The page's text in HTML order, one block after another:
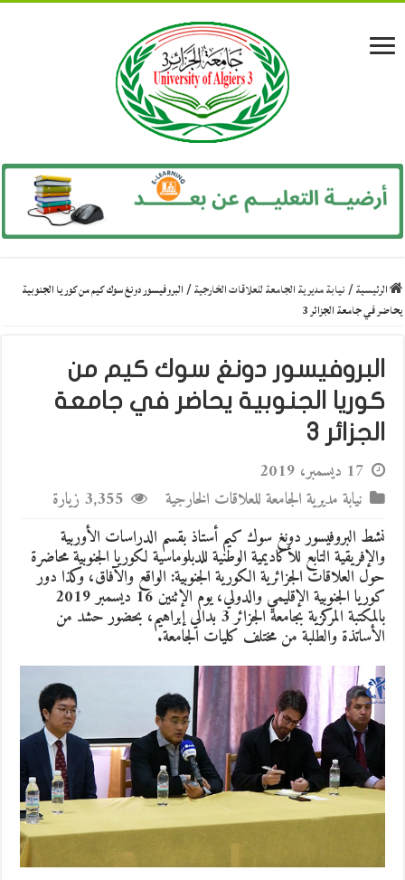
الرئيسية/نيابة مديرية الجامعة للعلاقات الخارجية/البروفيسور دونغ سوك كيم من كوريا الجنوبية
يحاضر في جامعة الجزائر 3
البروفيسور دونغ سوك كيم من
كوريا الجنوبية يحاضر في جامعة
الجزائر 3
17 ديسمبر، 2019
نيابة مديرية الجامعة للعلاقات الخارجية
3,355 زيارة
نشط البروفيسور دونغ سوك كيم أستاذ بقسم الدراسات الأوربية
والإفريقية التابع للأكاديمية الوطنية للدبلوماسية لكوريا الجنوبية محاضرة
حول العلاقات الجزائرية الكورية الجنوبية: الواقع والآفاق، وكذا دور
كوريا الجنوبية الإقليمي والدولي، يوم الإثنين 16 ديسمبر 2019
بالمكتبة المركزية بجامعة الجزائر 3 بدالي إبراهيم، بحضور حشد من
الأساتذة والطلبة من مختلف كليات الجامعة.